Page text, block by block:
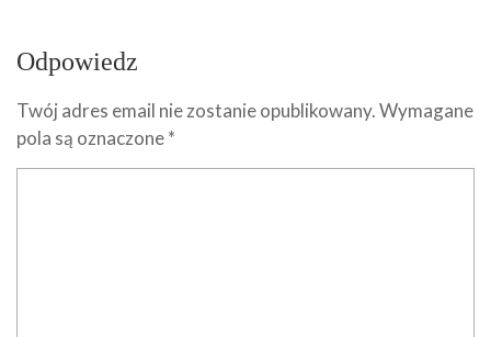
Odpowiedz
Twój adres email nie zostanie opublikowany.Wymagane
pola są oznaczone*